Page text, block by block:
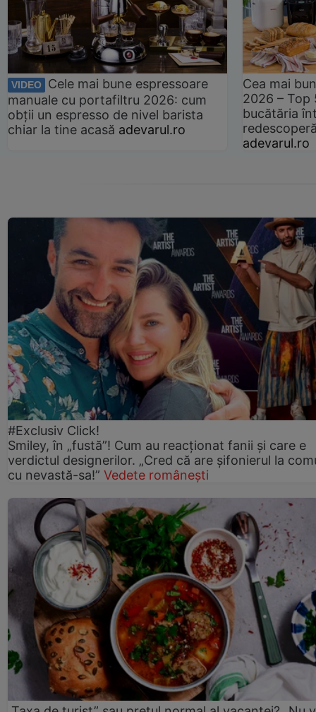
VIDEO
Cele mai bune espressoare
manuale cu portafiltru 2026: cum
obții un espresso de nivel barista
chiar la tine acasă adevarul.ro
Cea mai
2026 –
bucătăria
adevarul.ro
#Exclusiv Click!
Smiley, în „fustă”! Cum au reacționat fanii și care e
verdictul designerilor. „Cred că are șifonierul la
cu nevastă-sa!” Vedete românești